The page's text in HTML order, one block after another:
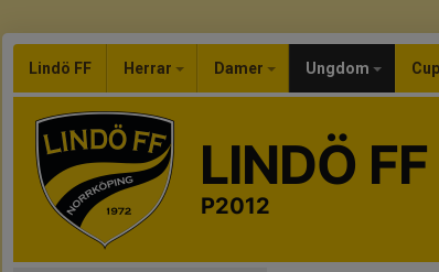
Lindö FF Herrar Damer Ungdom
LINDÖ FF
P2012